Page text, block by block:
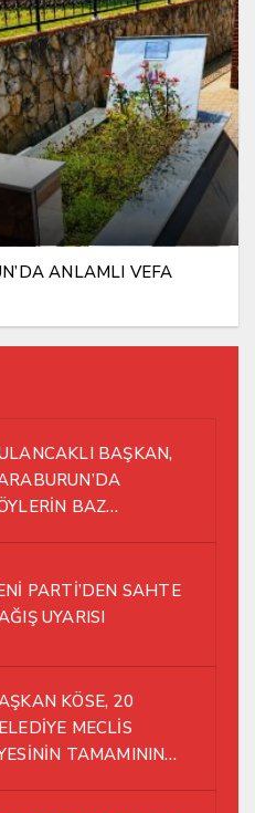
ANLAMLI VEFA
BAŞKAN,
BAZ
PARTİ’DEN SAHTE
UYARISI
KÖSE, 20
MECLİS
TAMAMININ